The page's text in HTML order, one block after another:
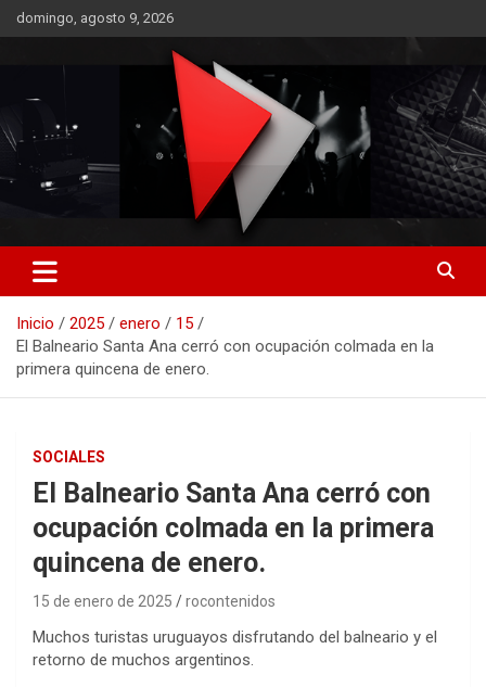
Saltar
al
domingo, agosto 9, 2026
RO CONTENIDOS
Inicio 2025 enero
15
El Balneario Santa Ana cerró con ocupación colmada en la
primera quincena de enero.
SOCIALES
El Balneario Santa Ana cerró con
ocupación colmada en la primera
quincena de enero.
15 de enero de 2025 rocontenidos
Muchos turistas uruguayos disfrutando del balneario y el
retorno de muchos argentinos.